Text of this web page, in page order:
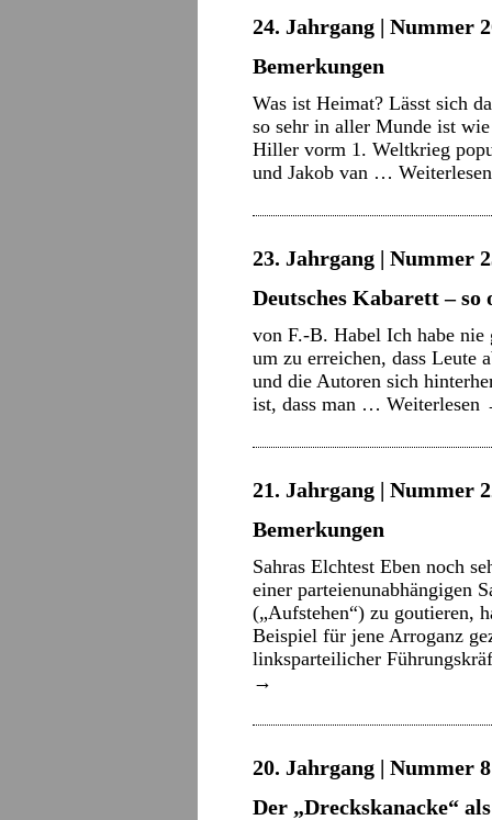
24. Jahrgang | Nummer
Bemerkungen
Was ist Heimat? Lässt sich
so sehr in aller Munde ist
Hiller vorm 1. Weltkrieg
und Jakob van …
23. Jahrgang | Nummer
Deutsches Kabarett – so
von F.-B. Habel Ich habe nie
um zu erreichen, dass Leute
und die Autoren sich
ist, dass man … Weiterlesen
21. Jahrgang | Nummer
Bemerkungen
Sahras Elchtest Eben noch
einer parteienunabhängigen
(„Aufstehen“) zu goutieren,
Beispiel für jene Arroganz
linksparteilicher
→
20. Jahrgang | Nummer
Der „Dreckskanacke“